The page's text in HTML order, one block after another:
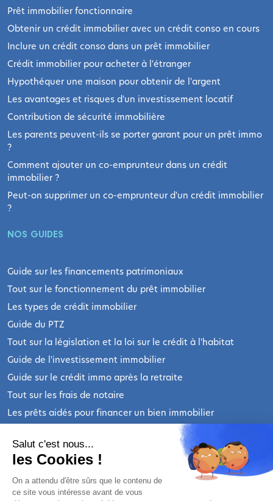
Prêt immobilier fonctionnaire
Obtenir un crédit immobilier avec un crédit conso en cours
Inclure un crédit conso dans un prêt immobilier
Crédit immobilier pour acheter à l'étranger
Hypothéquer une maison pour obtenir de l'argent
Les avantages et risques d'un investissement locatif
Contribution de sécurité immobilière
Les parents peuvent-ils se porter garant pour un prêt immo
?
Comment ajouter un co-emprunteur dans un crédit
immobilier ?
Peut-on supprimer un co-emprunteur d'un crédit immobilier
?
NOS GUIDES
Guide sur les financements patrimoniaux
Tout sur le fonctionnement du prêt immobilier
Les types de crédit immobilier
Guide du PTZ
Tout sur la législation et la loi sur le crédit à l'habitat
Guide de l'investissement immobilier
Guide sur le crédit immo après la retraite
Tout sur les frais de notaire
Les prêts aidés pour financer un bien immobilier
Les autres actualités de l'immobilier
Salut c'est nous...
les Cookies !
On a attendu d'être sûrs que le contenu de
ce site vous intéresse avant de vous